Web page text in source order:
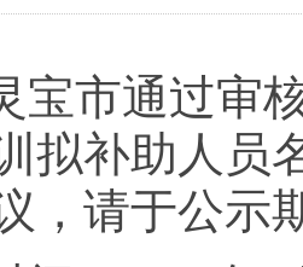
宝市通过审
拟补助人员
，请于公示